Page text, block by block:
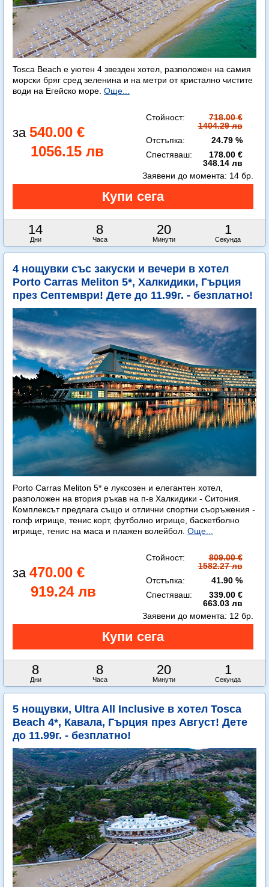
Tosca Beach е уютен 4 звезден хотел, разположен на самия
морски бряг сред зеленина и на метри от кристално чистите
води на Егейско море. Още...
540.00 €
1056.15 лв
Стойност:
718.00 €
1404.29 лв
Отстъпка:
24.79 %
Спестяваш:
178.00 €
348.14 лв
14
Дни
8
Часа
19
Минути
59
Секунди
Заявени до момента: 14 бр.
4 нощувки със закуски и вечери в хотел
Porto Carras Meliton 5*, Халкидики, Гърция
през Септември! Дете до 11.99г. - безплатно!
Porto Carras Meliton 5* е луксозен и елегантен хотел,
разположен на втория ръкав на п-в Халкидики - Ситония.
Комплексът предлага също и отлични спортни съоръжения -
голф игрище, тенис корт, футболно игрище, баскетболно
игрище, тенис на маса и плажен волейбол. Още...
470.00 €
919.24 лв
Стойност:
809.00 €
1582.27 лв
Отстъпка:
41.90 %
Спестяваш:
339.00 €
663.03 лв
8
Дни
8
Часа
19
Минути
59
Секунди
Заявени до момента: 12 бр.
5 нощувки, Ultra All Inclusive в хотел Tosca
Beach 4*, Кавала, Гърция през Август! Дете
до 11.99г. - безплатно!